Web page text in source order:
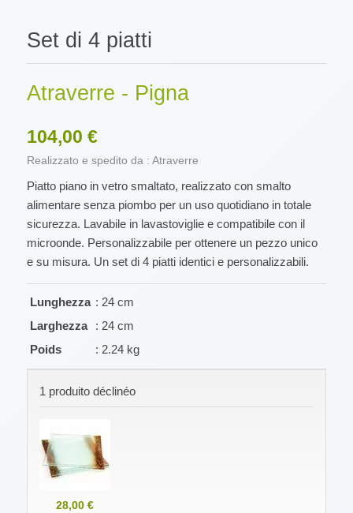
Set di 4 piatti
Atraverre - Pigna
104,00 €
Realizzato e spedito da : Atraverre
Piatto piano in vetro smaltato, realizzato con smalto
alimentare senza piombo per un uso quotidiano in totale
sicurezza. Lavabile in lavastoviglie e compatibile con il
microonde. Personalizzabile per ottenere un pezzo unico
e su misura. Un set di 4 piatti identici e personalizzabili.
Lunghezza : 24 cm
Larghezza
: 24 cm
Poids
: 2.24 kg
1 produito déclinéo
28,00 €